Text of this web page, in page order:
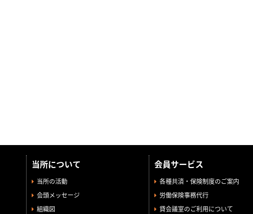
当所について
当所の活動
会頭メッセージ
組織図
会員サービス
各種共済・保険制度のご案内
労働保険事務代行
貸会議室のご利用について